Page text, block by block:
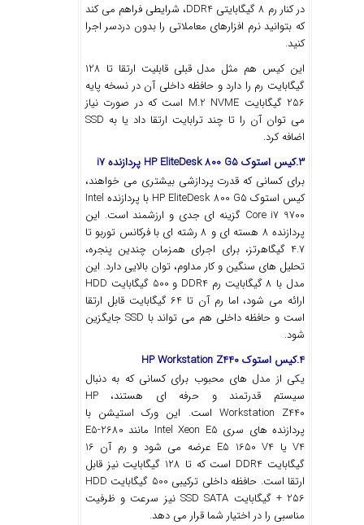
در کنار رم 8 گیگابایتی DDR4، شرایطی فراهم می ‌کند
که بتوانید نرم ‌افزارهای معاملاتی را بدون دردسر اجرا
کنید.
این کیس هم مثل مدل قبلی قابلیت ارتقا تا 128
گیگابایت رم را دارد و حافظه داخلی آن در نسخه پایه
256 گیگابایت M.2 NVME است که در صورت نیاز
می‌ توان آن را تا چند ترابایت ارتقا داد یا به SSD
اضافه کرد.
3.کیس استوک HP EliteDesk 800 G5 پردازنده i7
برای کسانی که قدرت پردازشی بیشتری می‌ خواهند،
کیس استوک HP EliteDesk 800 G5 با پردازنده Intel
Core i7 9700 گزینه‌ ای جدی و ارزشمند است. این
پردازنده 8 هسته‌ ای و 8 رشته ‌ای با فرکانس توربو تا
4.7 گیگاهرتز، برای اجرای همزمان چندین پنجره،
تحلیل‌ های سنگین و کار مداوم، توان بالایی دارد. این
مدل با 8 گیگابایت رم DDR4 و 500 گیگابایت HDD
ارائه می‌ شود، اما رم آن تا 64 گیگابایت قابل ارتقا
است و حافظه داخلی هم می‌ تواند با SSD جایگزین
شود.
4.کیس استوک HP Workstation Z440
یکی از مدل‌ های محبوب برای کسانی که به ‌دنبال
سیستم قدرتمند و حرفه ‌ای هستند، HP
Workstation Z440 است. این ورک ‌استیشن با
پردازنده ‌های سری Intel Xeon E5 مانند E5-2680
V4 یا E5 1650 V4 عرضه می ‌شود و رم آن 16
گیگابایت DDR4 است که تا 128 گیگابایت نیز قابل
ارتقا است. حافظه داخلی ترکیبی 500 گیگابایت HDD
+ 256 گیگابایت SSD SATA نیز سرعت و ظرفیت
مناسبی را در اختیار شما قرار می‌ دهد.